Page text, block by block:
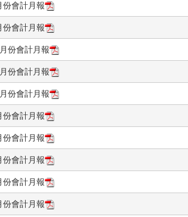
份會計月報
份會計月報
份會計月報
份會計月報
份會計月報
份會計月報
份會計月報
份會計月報
份會計月報
份會計月報